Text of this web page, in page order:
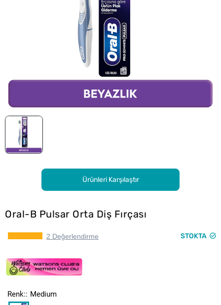
Ürünleri Karşılaştır
Oral-B Pulsar Orta Diş Fırçası
2 Değerlendirme STOKTA
Renk: Medium